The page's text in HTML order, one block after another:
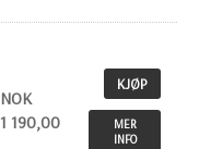
NOK
1 190,00
KJØP
MER
INFO